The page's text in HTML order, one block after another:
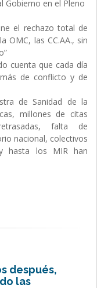
Gobierno en el Pleno
el rechazo total de
OMC, las CC.AA., sin
cuenta que cada día
de conflicto y de
de Sanidad de la
millones de citas
falta de
nacional, colectivos
hasta los MIR han
después,
las